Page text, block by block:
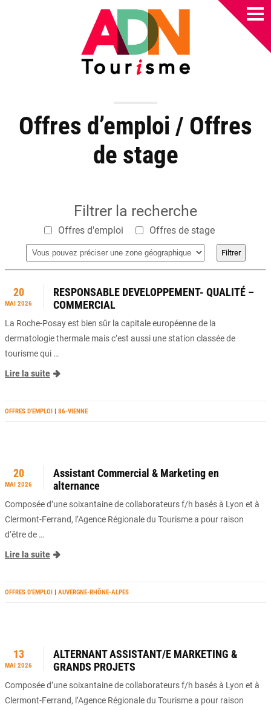
Offres d’emploi / Offres
de stage
Filtrer la recherche
Offres d'emploi Offres de stage
20
MAI 2026
RESPONSABLE DEVELOPPEMENT- QUALITÉ –
COMMERCIAL
La Roche-Posay est bien sûr la capitale européenne de la
dermatologie thermale mais c’est aussi une station classée de
tourisme qui …
Lire la suite
OFFRES D’EMPLOI | 86-VIENNE
20
MAI 2026
Assistant Commercial & Marketing en
alternance
Composée d’une soixantaine de collaborateurs f/h basés à Lyon et à
Clermont-Ferrand, l’Agence Régionale du Tourisme a pour raison
d’être de …
Lire la suite
OFFRES D’EMPLOI | AUVERGNE-RHÔNE-ALPES
13
MAI 2026
ALTERNANT ASSISTANT/E MARKETING &
GRANDS PROJETS
Composée d’une soixantaine de collaborateurs f/h basés à Lyon et à
Clermont-Ferrand, l’Agence Régionale du Tourisme a pour raison